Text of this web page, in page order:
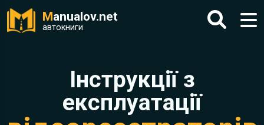
Manualov.net
автокниги
Інструкції з
експлуатації